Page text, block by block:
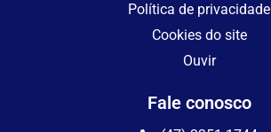
Política de privacidade
Cookies do site
Ouvir
Fale conosco